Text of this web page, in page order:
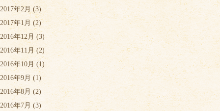
2017年2月 (3)
2017年1月 (2)
2016年12月 (3)
2016年11月(2)
2016年10月(1)
2016年9月 (1)
2016年8月 (2)
2016年7月 (3)